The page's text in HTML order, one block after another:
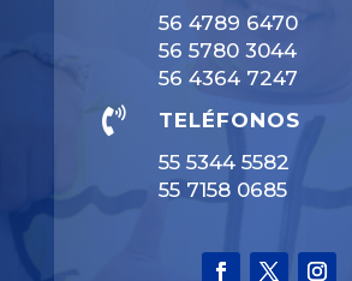
56 4789 6470
56 5780 3044
56 4364 7247

TELÉFONOS
55 5344 5582
55 7158 0685